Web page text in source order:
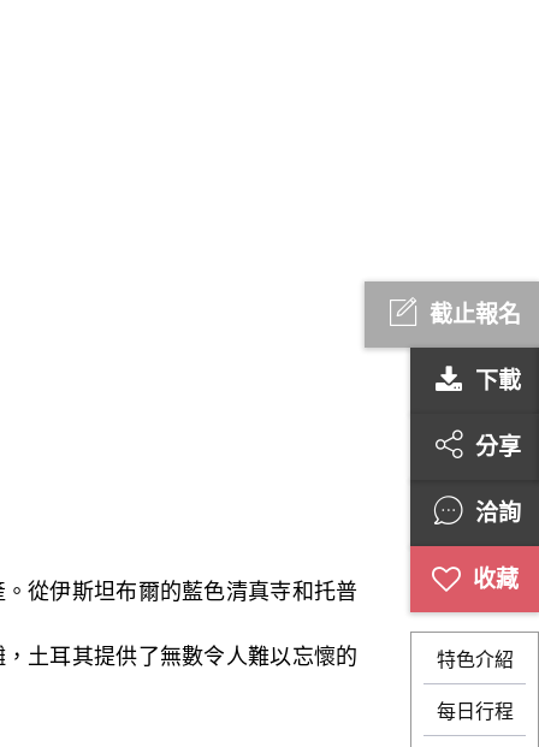
截止報名
下載
分享
洽詢
特色介紹
每日行程
從伊斯坦布爾的藍色清真寺和托普
土耳其提供了無數令人難以忘懷的